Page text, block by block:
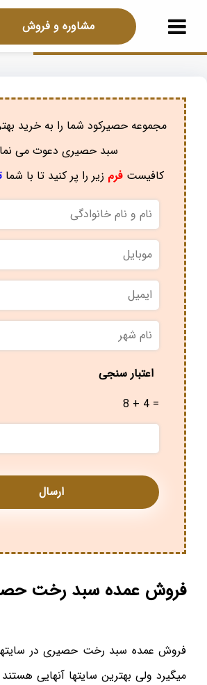
مشاوره و فروش
مجموعه حصیرکود شما را به خرید
سبد حصیری دعوت می
کافیستفرم زیر را پر کنید تا با شما
نام
و
نام
خانوادگی
موبایل
ایمیل
نام
شهر *
اعتبار سنجی
8 + 4 =
فروش عمده سبد رخت
فروش عمده سبد رخت حصیری در
میگیرد ولی بهترین سایتها آنهایی